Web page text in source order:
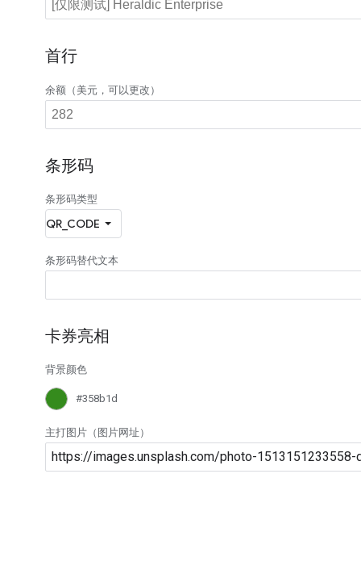
首行
余额（美元，可以更改）
条形码
条形码类型
条形码替代文本
卡券亮相
背景颜色
#358b1d
主打图片（图片网址）